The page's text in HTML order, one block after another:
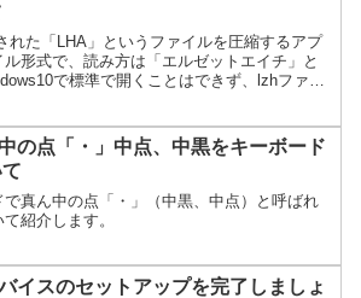
れた「LHA」というファイルを圧縮するアプ
形式で、読み方は「エルゼットエイチ」と
で標準で開くことはできず、lzhファイ
の点「・」中点、中黒をキーボード
真ん中の点「・」（中黒、中点）と呼ばれ
紹介します。
イスのセットアップを完了しましょ